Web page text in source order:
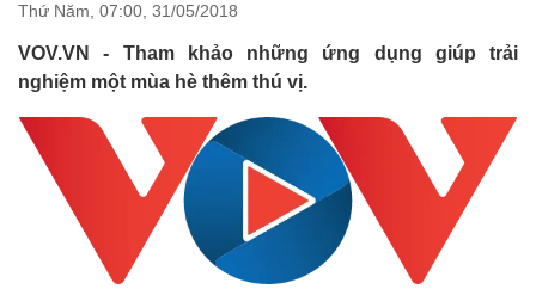
Nhận diện sự thật
Việc làm
Biển đảo
Thứ Năm, 07:00, 31/05/2018
VOV.VN - Tham khảo những ứng dụng giúp trải
nghiệm một mùa hè thêm thú vị.